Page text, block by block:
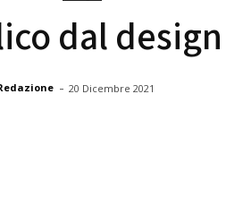
dal
- 20 Dicembre 2021